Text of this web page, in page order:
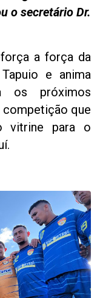
o secretário Dr.
a força da
e anima
os próximos
competição que
vitrine para o